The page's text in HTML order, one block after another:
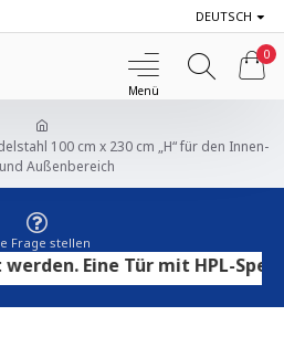
DEUTSCH
0
100 cm x 230 cm „H“ für den Innen-
und Außenbereich
Frage stellen
Eine Tür mit HPL-